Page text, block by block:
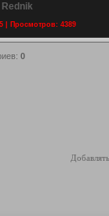
Rednik
| Просмотров: 4389
: 0